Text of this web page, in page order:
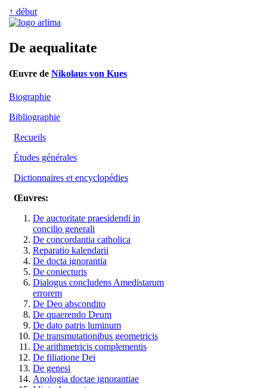
↑ début
De aequalitate
Œuvre de Nikolaus von Kues
Biographie
Bibliographie
Recueils
Études générales
Dictionnaires et encyclopédies
Œuvres:
De auctoritate praesidendi in
concilio generali
De concordantia catholica
Reparatio kalendarii
De docta ignorantia
De coniecturis
Dialogus concludens Amedistarum
errorem
De Deo abscondito
De quaerendo Deum
De dato patris luminum
De transmutationibus geometricis
De arithmetricis complementis
De filiatione Dei
De genesi
Apologia doctae ignorantiae